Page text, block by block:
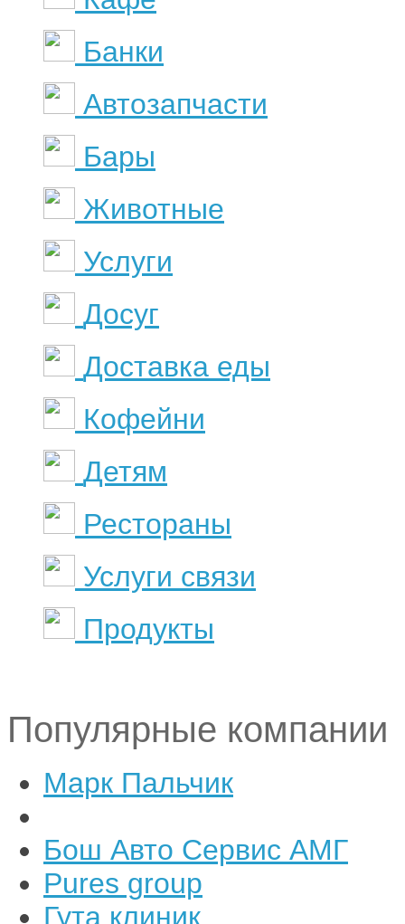
Банки
Автозапчасти
Бары
Животные
Услуги
Досуг
Доставка еды
Кофейни
Детям
Рестораны
Услуги связи
Продукты
Популярные компании
Марк Пальчик
Бош Авто Сервис АМГ
Pures group
Гута клиник